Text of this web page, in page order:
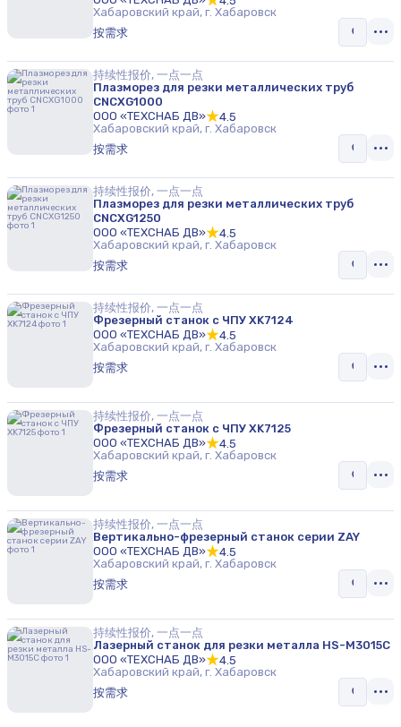
Хабаровский край, г. Хабаровск
按需求
持续性报价, 一点一点
Плазморез для резки металлических труб
CNCXG1000
ООО «ТЕХСНАБ ДВ»
4.5
Хабаровский край, г. Хабаровск
按需求
持续性报价, 一点一点
Плазморез для резки металлических труб
CNCXG1250
ООО «ТЕХСНАБ ДВ»
4.5
Хабаровский край, г. Хабаровск
按需求
持续性报价, 一点一点
Фрезерный станок с ЧПУ XK7124
ООО «ТЕХСНАБ ДВ»
4.5
Хабаровский край, г. Хабаровск
按需求
持续性报价, 一点一点
Фрезерный станок с ЧПУ XK7125
ООО «ТЕХСНАБ ДВ»
4.5
Хабаровский край, г. Хабаровск
按需求
持续性报价, 一点一点
Вертикально-фрезерный станок серии ZAY
ООО «ТЕХСНАБ ДВ»
4.5
Хабаровский край, г. Хабаровск
按需求
持续性报价, 一点一点
Лазерный станок для резки металла HS-M3015C
ООО «ТЕХСНАБ ДВ»
4.5
Хабаровский край, г. Хабаровск
按需求